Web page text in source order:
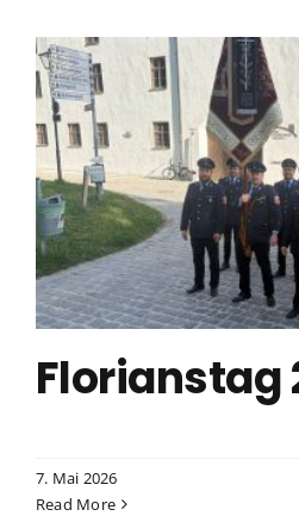
Florianstag
7. Mai 2026
Read More